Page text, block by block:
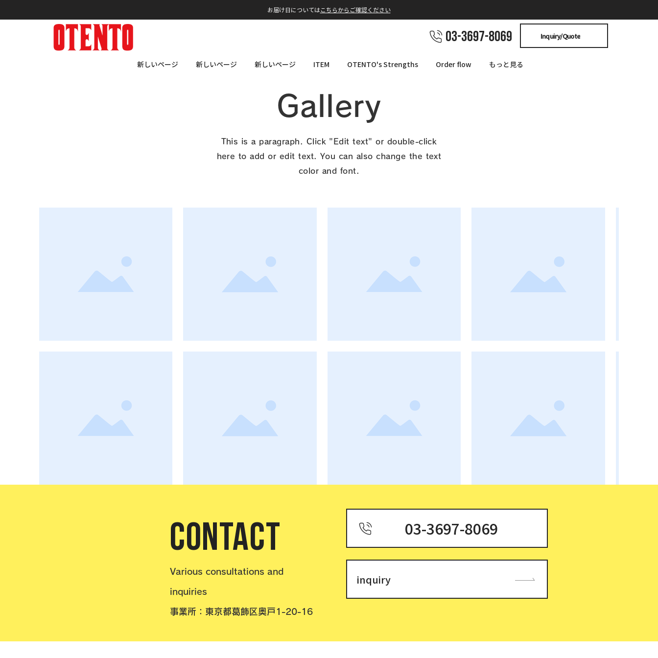
​お届け日についてはこちらからご確認ください
03-3697-8069 Inquiry/Quote
新しいページ 新しいページ 新しいページ ITEM OTENTO's Strengths Order flow もっと見る
Gallery
This is a paragraph. Click "Edit text" or double-click
here to add or edit text. You can also change the text
color and font.
CONTACT
Various consultations and
inquiries
事業所：東京都葛飾区奥戸1-20-16
03-3697-8069
inquiry